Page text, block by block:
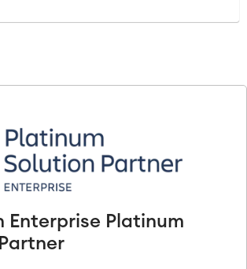
IT Service Management & CMDB
Service Management Journey
Enterprise Service Management
Asset Management
Omnichannel Kundenservice
Industrielle Instandhaltung
Enterprise Platinum